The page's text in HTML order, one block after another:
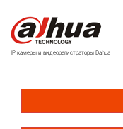
IP камеры и видеорегистраторы Dahua